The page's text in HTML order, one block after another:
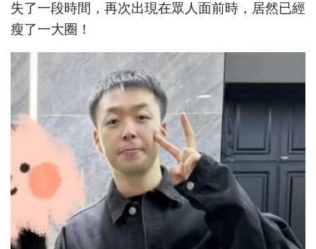
失了一段時間，再次出現在眾人面前時，居然已經
瘦了一大圈！